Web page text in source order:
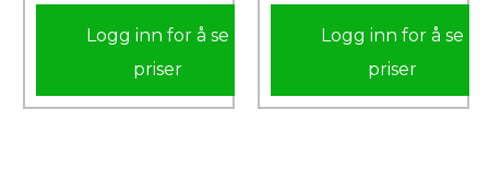
Logg inn for å se
priser
Logg inn for å se
priser